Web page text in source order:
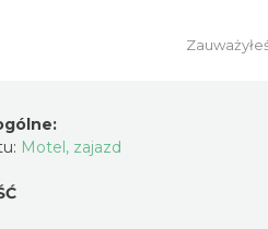
Motel, zajazd